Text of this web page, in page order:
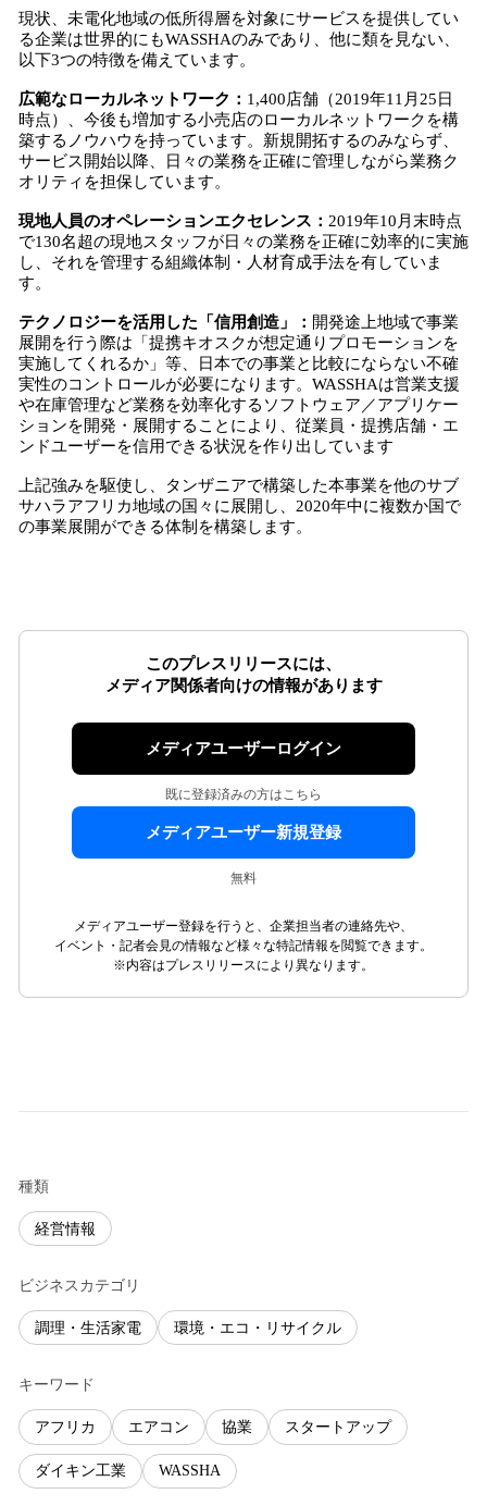
現状、未電化地域の低所得層を対象にサービスを提供してい
る企業は世界的にもWASSHAのみであり、他に類を見ない、
以下3つの特徴を備えています。
広範なローカルネットワーク ： 1,400店舗（2019年11月25日
時点）、今後も増加する小売店のローカルネットワークを構
築するノウハウを持っています。新規開拓するのみならず、
サービス開始以降、日々の業務を正確に管理しながら業務ク
オリティを担保しています。
現地人員のオペレーションエクセレンス ： 2019年10月末時点
で130名超の現地スタッフが日々の業務を正確に効率的に実施
し、それを管理する組織体制・人材育成手法を有していま
す。
テクノロジーを活用した「信用創造」 ： 開発途上地域で事業
展開を行う際は「提携キオスクが想定通りプロモーションを
実施してくれるか」等、日本での事業と比較にならない不確
実性のコントロールが必要になります。WASSHAは営業支援
や在庫管理など業務を効率化するソフトウェア／アプリケー
ションを開発・展開することにより、従業員・提携店舗・エ
ンドユーザーを信用できる状況を作り出しています
上記強みを駆使し、タンザニアで構築した本事業を他のサブ
サハラアフリカ地域の国々に展開し、2020年中に複数か国で
の事業展開ができる体制を構築します。
このプレスリリースには、
メディア関係者向けの情報があります
メディアユーザーログイン
既に登録済みの方はこちら
メディアユーザー新規登録
無料
メディアユーザー登録を行うと、企業担当者の連絡先や、
イベント・記者会見の情報など様々な特記情報を閲覧できます。
※内容はプレスリリースにより異なります。
種類
経営情報
ビジネスカテゴリ
調理・生活家電 環境・エコ・リサイクル
キーワード
アフリカ エアコン 協業 スタートアップ
ダイキン工業 WASSHA